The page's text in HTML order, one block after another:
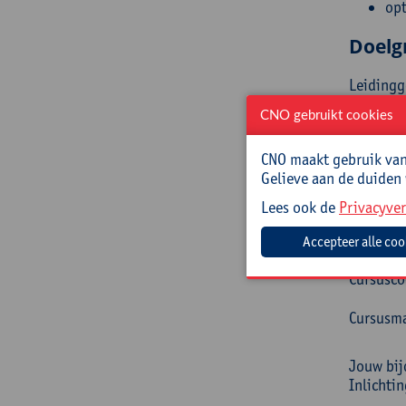
een
Vincent
Jouw
CNO gebruikt cookies
CNO maakt gebruik
Gelieve aan de
Lees ook de